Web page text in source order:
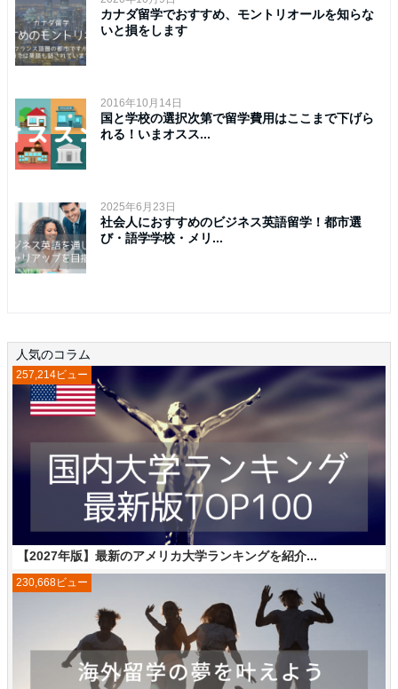
カナダ留学でおすすめ、モントリオールを知らな
いと損をします
2016年10月14日
国と学校の選択次第で留学費用はここまで下げら
れる！いまオスス...
2025年6月23日
社会人におすすめのビジネス英語留学！都市選
び・語学学校・メリ...
人気のコラム
【2027年版】最新のアメリカ大学ランキングを紹介...
257,214ビュー
230,668ビュー